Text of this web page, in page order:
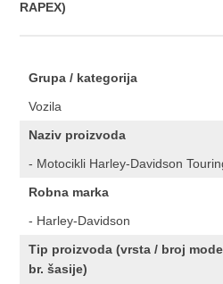
RAPEX)
Grupa / kategorija
Vozila
Naziv proizvoda
- Motocikli Harley-Davidson
Robna marka
- Harley-Davidson
Tip proizvoda (vrsta / broj
br. šasije)